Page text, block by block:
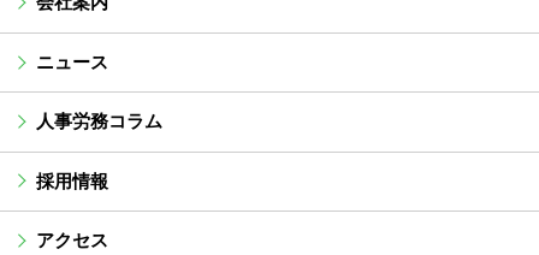
ニュース
人事労務コラム
採用情報
アクセス